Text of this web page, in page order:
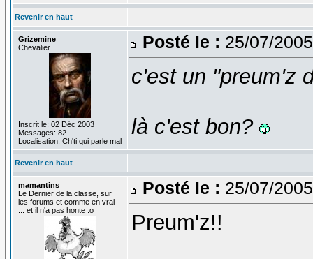
Revenir en haut
Grizemine
Chevalier
Inscrit le: 02 Déc 2003
Messages: 82
Localisation: Ch'ti qui parle mal
Posté le : 25/07/
c'est un "preum'z
là c'est bon?
Revenir en haut
mamantins
Le Dernier de la classe, sur
les forums et comme en vrai
... et il n'a pas honte :o
Posté le : 25/07/
Preum'z!!